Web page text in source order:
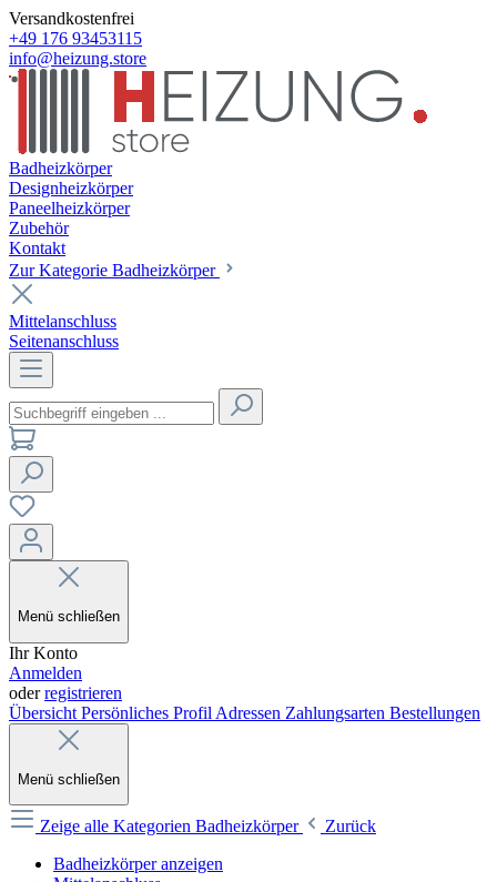
Versandkostenfrei
+49 176 93453115
info@heizung.store
Badheizkörper
Designheizkörper
Paneelheizkörper
Zubehör
Kontakt
Zur Kategorie Badheizkörper
Mittelanschluss
Seitenanschluss
Menü schließen
Ihr Konto
Anmelden
oderregistrieren
Übersicht Persönliches Profil Adressen Zahlungsarten Bestellungen
Menü schließen
Zeige alle Kategorien Badheizkörper
Zurück
Badheizkörper anzeigen